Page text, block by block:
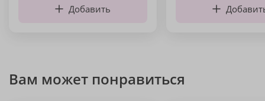
Добавить
Вам может понравиться